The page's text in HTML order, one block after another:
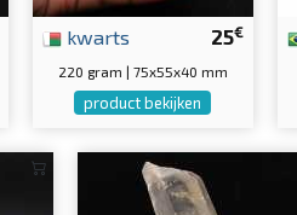
25€
kwarts
220 gram | 75x55x40 mm
product bekijken